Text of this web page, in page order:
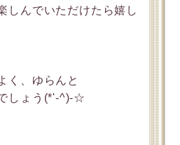
しんでいただけたら嬉し
く、ゆらんと
しょう(*'-^)-☆